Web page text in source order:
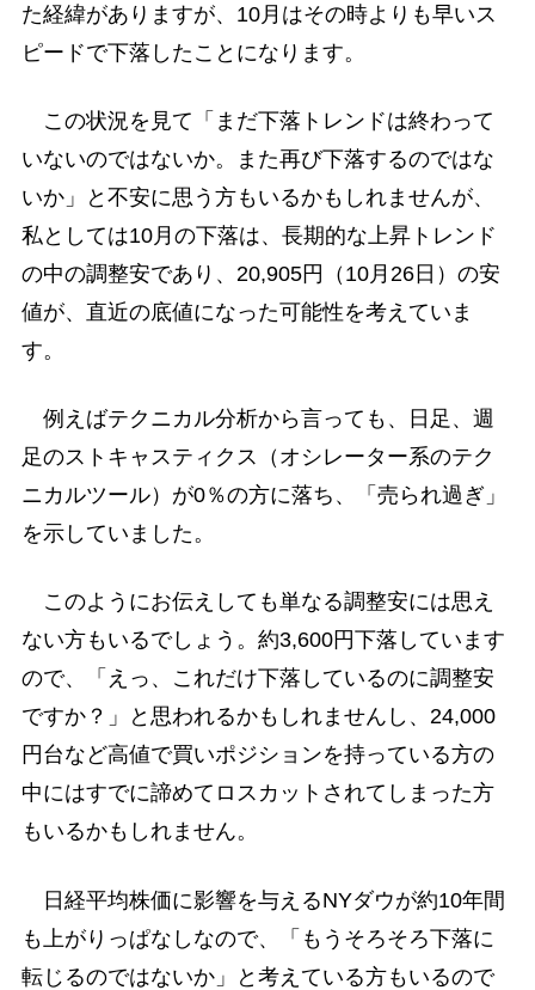
た経緯がありますが、10月はその時よりも早いス
ピードで下落したことになります。
この状況を見て「まだ下落トレンドは終わって
いないのではないか。また再び下落するのではな
いか」と不安に思う方もいるかもしれませんが、
私としては10月の下落は、長期的な上昇トレンド
の中の調整安であり、20,905円（10月26日）の安
値が、直近の底値になった可能性を考えていま
す。
例えばテクニカル分析から言っても、日足、週
足のストキャスティクス（オシレーター系のテク
ニカルツール）が0％の方に落ち、「売られ過ぎ」
を示していました。
このようにお伝えしても単なる調整安には思え
ない方もいるでしょう。約3,600円下落しています
ので、「えっ、これだけ下落しているのに調整安
ですか？」と思われるかもしれませんし、24,000
円台など高値で買いポジションを持っている方の
中にはすでに諦めてロスカットされてしまった方
もいるかもしれません。
日経平均株価に影響を与えるNYダウが約10年間
も上がりっぱなしなので、「もうそろそろ下落に
転じるのではないか」と考えている方もいるので